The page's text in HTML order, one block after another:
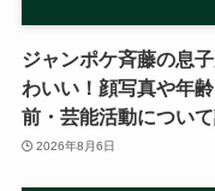
ジャンポケ斉藤の息
わいい！顔写真や年
前・芸能活動につい
2026年8月6日